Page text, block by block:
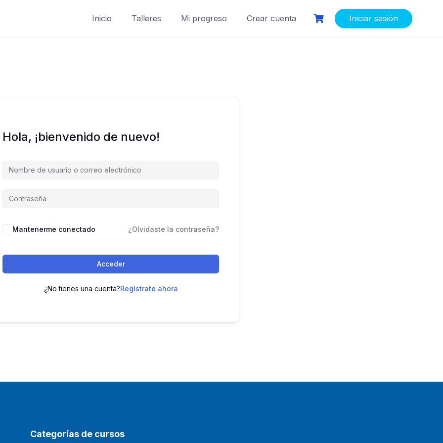
Inicio Talleres Mi progreso Crear cuenta Iniciar sesión
Hola, ¡bienvenido de nuevo!
Mantenerme conectado ¿Olvidaste la contraseña?
Acceder
¿No tienes una cuenta?Regístrate ahora
Categorías de cursos